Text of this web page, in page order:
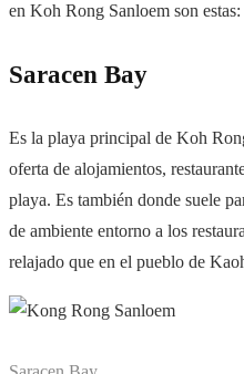
en Koh Rong Sanloem son estas:
Saracen Bay
Es la playa principal de Koh
oferta de alojamientos,
playa. Es también donde suele
de ambiente entorno a los
relajado que en el pueblo de